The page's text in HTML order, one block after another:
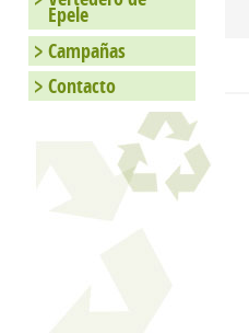
Epele
Campañas
Contacto